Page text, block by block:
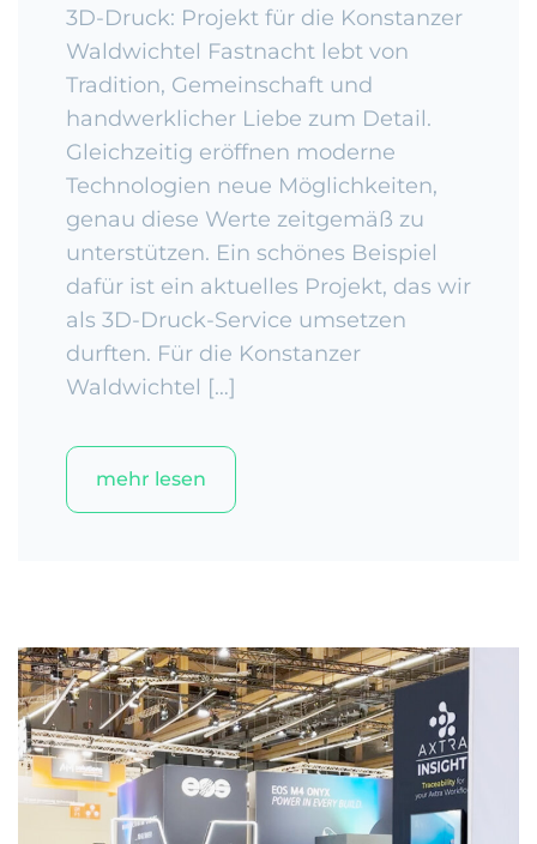
3D-Druck: Projekt für die Konstanzer
Waldwichtel Fastnacht lebt von
Tradition, Gemeinschaft und
handwerklicher Liebe zum Detail.
Gleichzeitig eröffnen moderne
Technologien neue Möglichkeiten,
genau diese Werte zeitgemäß zu
unterstützen. Ein schönes Beispiel
dafür ist ein aktuelles Projekt, das wir
als 3D-Druck-Service umsetzen
durften. Für die Konstanzer
Waldwichtel […]
mehr lesen